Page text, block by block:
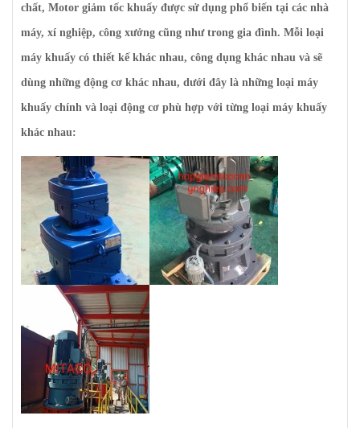
chất, Motor giảm tốc khuấy được sử dụng phổ biến tại các nhà
máy, xí nghiệp, công xưởng cũng như trong gia đình. Mỗi loại
máy khuấy có thiết kế khác nhau, công dụng khác nhau và sẽ
dùng những động cơ khác nhau, dưới đây là những loại máy
khuấy chính và loại động cơ phù hợp với từng loại máy khuấy
khác nhau: